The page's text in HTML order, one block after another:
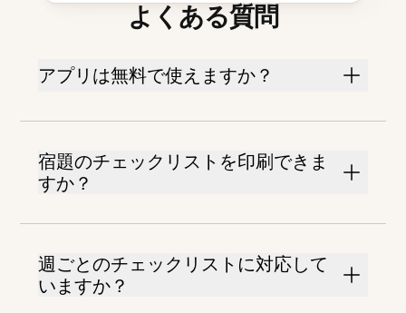
よくある質問
アプリは無料で使えますか？
宿題のチェックリストを印刷できま
すか？
週ごとのチェックリストに対応して
いますか？